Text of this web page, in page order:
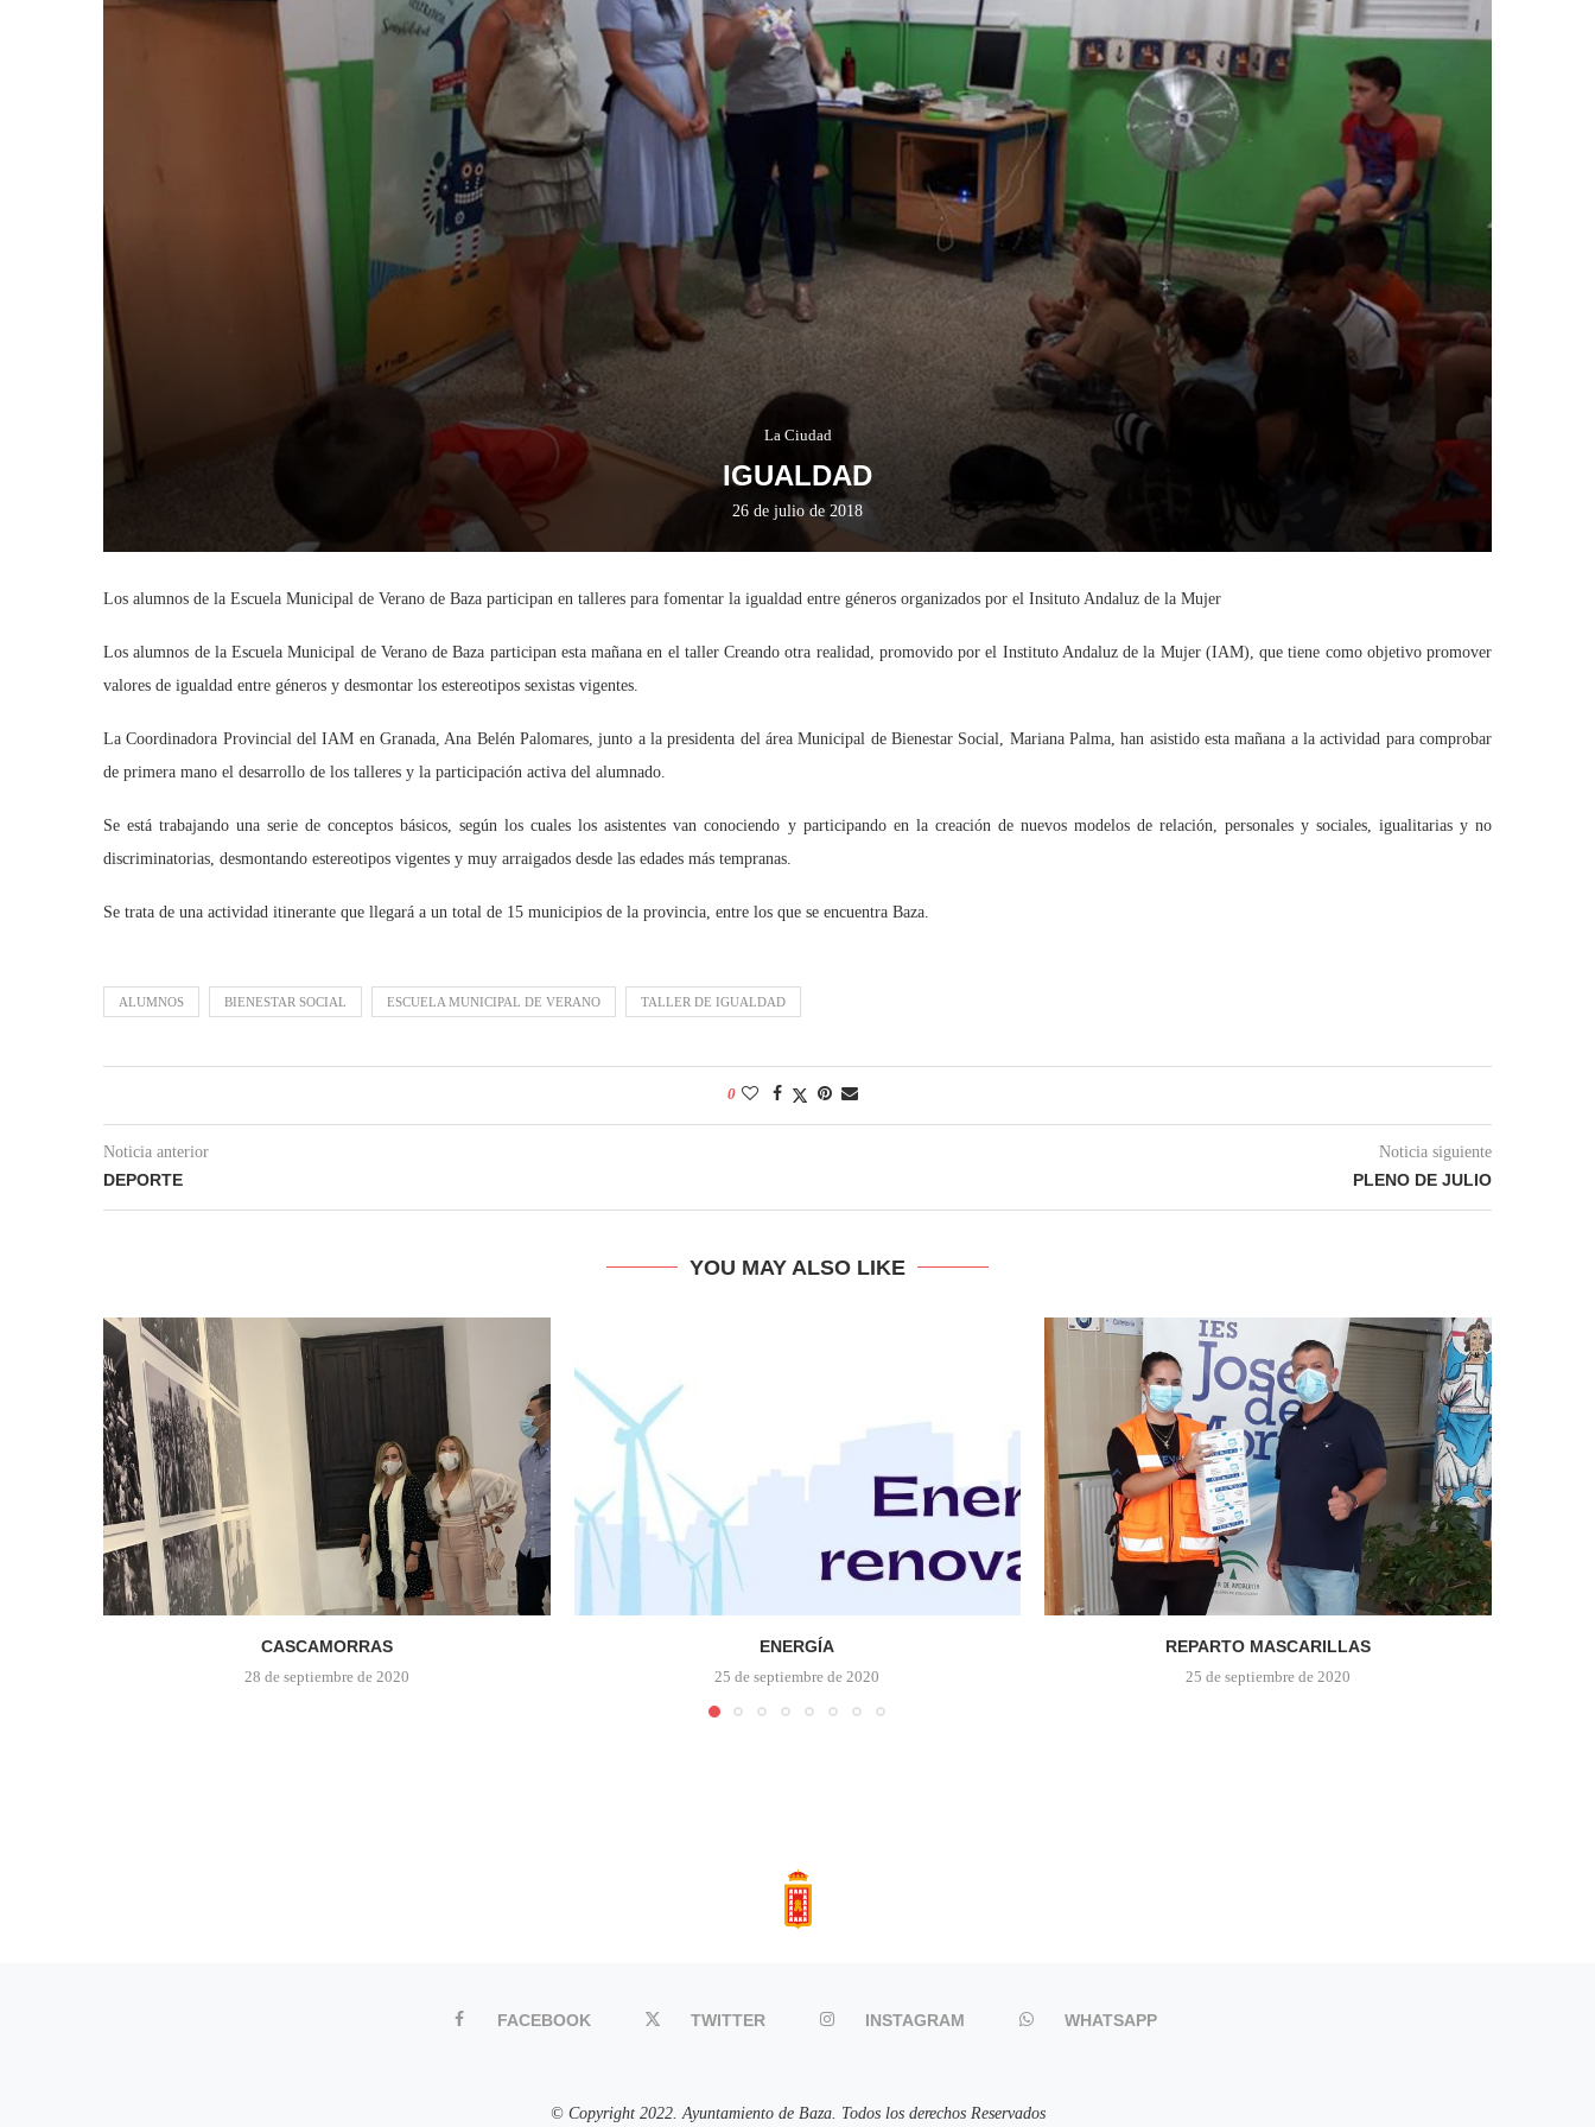
La Ciudad
IGUALDAD
26 de julio de 2018
Los alumnos de la Escuela Municipal de Verano de Baza participan en talleres para fomentar la igualdad entre géneros organizados por el Insituto Andaluz de la Mujer
Los alumnos de la Escuela Municipal de Verano de Baza participan esta mañana en el taller Creando otra realidad, promovido por el Instituto Andaluz de la Mujer (IAM), que tiene como objetivo promover
valores de igualdad entre géneros y desmontar los estereotipos sexistas vigentes.
La Coordinadora Provincial del IAM en Granada, Ana Belén Palomares, junto a la presidenta del área Municipal de Bienestar Social, Mariana Palma, han asistido esta mañana a la actividad para comprobar
de primera mano el desarrollo de los talleres y la participación activa del alumnado.
Se está trabajando una serie de conceptos básicos, según los cuales los asistentes van conociendo y participando en la creación de nuevos modelos de relación, personales y sociales, igualitarias y no
discriminatorias, desmontando estereotipos vigentes y muy arraigados desde las edades más tempranas.
Se trata de una actividad itinerante que llegará a un total de 15 municipios de la provincia, entre los que se encuentra Baza.
ALUMNOS BIENESTAR SOCIAL ESCUELA MUNICIPAL DE VERANO TALLER DE IGUALDAD
0
Noticia anterior
DEPORTE
Noticia siguiente
PLENO DE JULIO
YOU MAY ALSO LIKE
CASCAMORRAS
28 de septiembre de 2020
ENERGÍA
25 de septiembre de 2020
REPARTO MASCARILLAS
25 de septiembre de 2020
FACEBOOK TWITTER INSTAGRAM WHATSAPP
© Copyright 2022. Ayuntamiento de Baza. Todos los derechos Reservados